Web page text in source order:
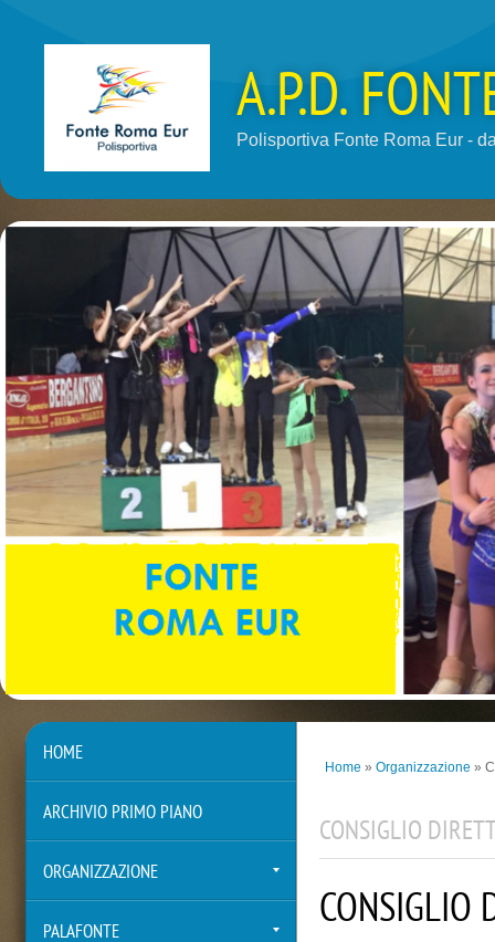
A.P.D.
Polisportiva Fonte Roma Eur -
Home » Organizzazione »
CONSIGLIO
CONSIGLIO
HOME
ARCHIVIO PRIMO PIANO
ORGANIZZAZIONE
PALAFONTE